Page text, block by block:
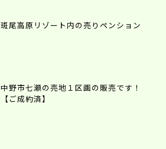
斑尾高原リゾート内の売りペンション
中野市七瀬の売地１区画の販売です！
【ご成約済】